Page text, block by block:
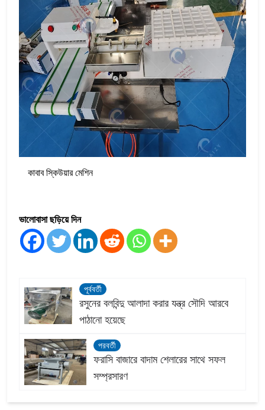
কাবাব স্কিউয়ার মেশিন
ভালোবাসা ছড়িয়ে দিন
পূর্ববর্তী
রসুনের বলবিন্দু আলাদা করার যন্ত্র সৌদি আরবে
পাঠানো হয়েছে
পরবর্তী
ফরাসি বাজারে বাদাম শেলারের সাথে সফল
সম্প্রসারণ